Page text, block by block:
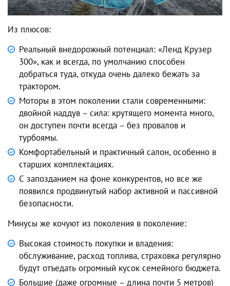
Из плюсов:
Реальный внедорожный потенциал: «Ленд Крузер
300», как и всегда, по умолчанию способен
добраться туда, откуда очень далеко бежать за
трактором.
Моторы в этом поколении стали современными:
двойной наддув – сила: крутящего момента много,
он доступен почти всегда – без провалов и
турбоямы.
Комфортабельный и практичный салон, особенно в
старших комплектациях.
С запозданием на фоне конкурентов, но все же
появился продвинутый набор активной и пассивной
безопасности.
Минусы же кочуют из поколения в поколение:
Высокая стоимость покупки и владения:
обслуживание, расход топлива, страховка регулярно
будут отъедать огромный кусок семейного бюджета.
Большие (даже огромные – длина почти 5 метров)